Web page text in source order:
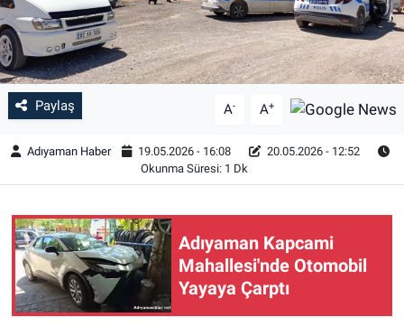
Paylaş A- A+
Adıyaman Haber 19.05.2026 - 16:08
20.05.2026 - 12:52
Okunma Süresi: 1 Dk
Adıyaman Kapcami
Mahallesi'nde Otomobil
Yayaya Çarptı
Eğitim
Ekonomi
Yaşam
Çevre
Şambayat Haber